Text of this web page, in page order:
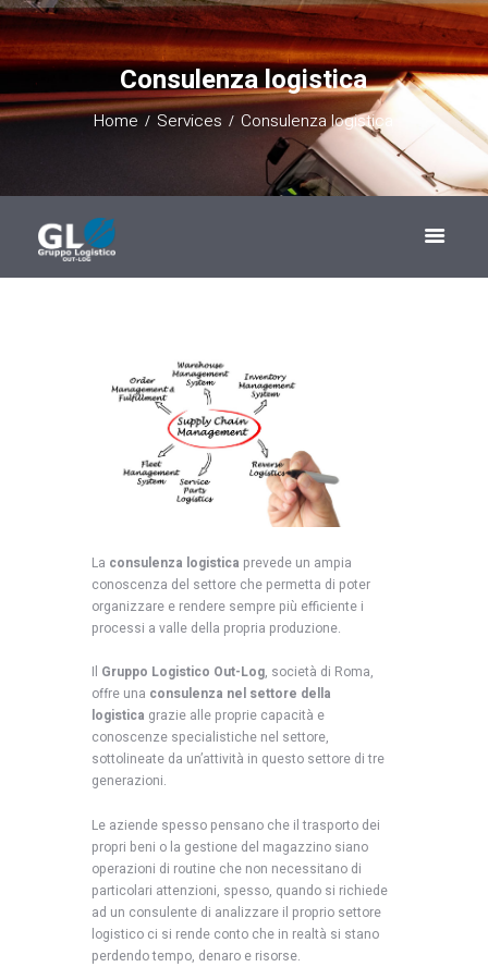
Consulenza logistica
Home Services Consulenza logistica
La consulenza logistica prevede un ampia
conoscenza del settore che permetta di poter
organizzare e rendere sempre più efficiente i
processi a valle della propria produzione.
Il Gruppo Logistico Out-Log, società di Roma,
offre una consulenza nel settore della
logistica grazie alle proprie capacità e
conoscenze specialistiche nel settore,
sottolineate da un’attività in questo settore di tre
generazioni.
Le aziende spesso pensano che il trasporto dei
propri beni o la gestione del magazzino siano
operazioni di routine che non necessitano di
particolari attenzioni, spesso, quando si richiede
ad un consulente di analizzare il proprio settore
logistico ci si rende conto che in realtà si stano
perdendo tempo, denaro e risorse.